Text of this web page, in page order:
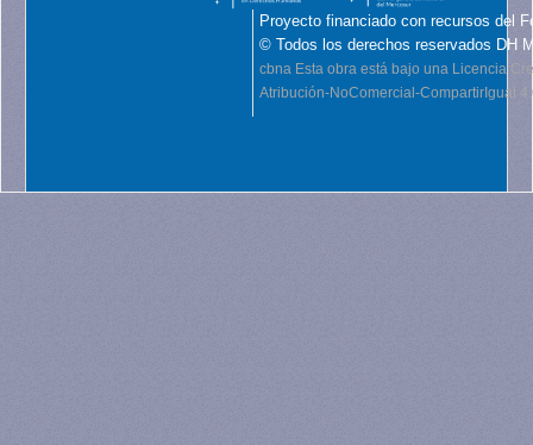
Proyecto financiado con recursos del
© Todos los derechos reservados DH
cbna Esta obra está bajo una Licencia
Atribución-NoComercial-CompartirIgual